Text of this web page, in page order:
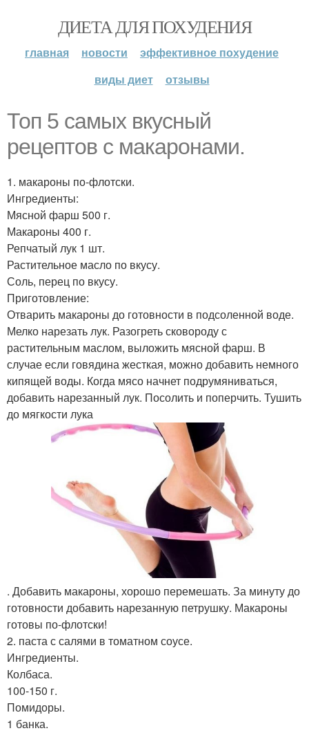
ДИЕТА ДЛЯ ПОХУДЕНИЯ
главная новости
эффективное похудение
виды диет
отзывы
Топ 5 самых вкусный
рецептов с макаронами.
1. макароны по-флотски.
Ингредиенты:
Мясной фарш 500 г.
Макароны 400 г.
Репчатый лук 1 шт.
Растительное масло по вкусу.
Соль, перец по вкусу.
Приготовление:
Отварить макароны до готовности в подсоленной воде.
Мелко нарезать лук. Разогреть сковороду с
растительным маслом, выложить мясной фарш. В
случае если говядина жесткая, можно добавить немного
кипящей воды. Когда мясо начнет подрумяниваться,
добавить нарезанный лук. Посолить и поперчить. Тушить
до мягкости лука
. Добавить макароны, хорошо перемешать. За минуту до
готовности добавить нарезанную петрушку. Макароны
готовы по-флотски!
2. паста с салями в томатном соусе.
Ингредиенты.
Колбаса.
100-150 г.
Помидоры.
1 банка.